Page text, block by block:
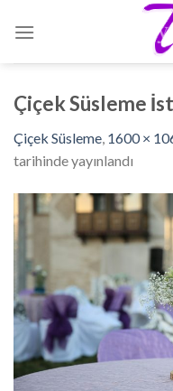
Çiçek Süsleme
Çiçek Süsleme, 1600 ×
tarihinde yayınlandı